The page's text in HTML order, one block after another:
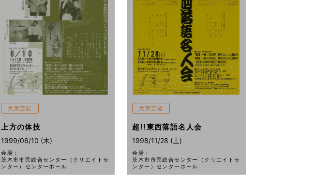
大衆芸能
上方の体技
1999/06/10 (木)
会場：
茨木市市民総合センター（クリエイトセ
ンター）センターホール
大衆芸能
超!!東西落語名人会
1998/11/28 (土)
会場：
茨木市市民総合センター（クリエイトセ
ンター）センターホール